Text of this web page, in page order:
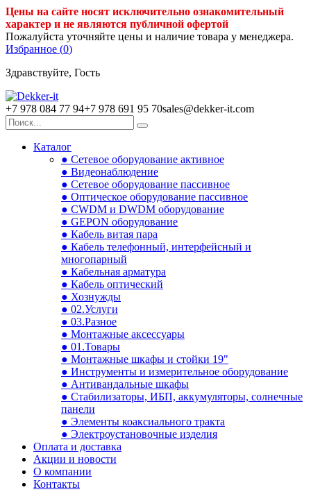
Цены на сайте носят исключительно ознакомительный
характер и не являются публичной офертой
Пожалуйста уточняйте цены и наличие товара у менеджера.
Избранное (0)
Здравствуйте, Гость
+7 978 084 77 94+7 978 691 95 70sales@dekker-it.com
Каталог
● Сетевое оборудование активное
● Видеонаблюдение
● Сетевое оборудование пассивное
● Оптическое оборудование пассивное
● CWDM и DWDM оборудование
● GEPON оборудование
● Кабель витая пара
● Кабель телефонный, интерфейсный и
многопарный
● Кабельная арматура
● Кабель оптический
● Хознужды
● 02.Услуги
● 03.Разное
● Монтажные аксессуары
● 01.Товары
● Монтажные шкафы и стойки 19"
● Инструменты и измерительное оборудование
● Антивандальные шкафы
● Стабилизаторы, ИБП, аккумуляторы, солнечные
панели
● Элементы коаксиального тракта
● Электроустановочные изделия
Оплата и доставка
Акции и новости
О компании
Контакты